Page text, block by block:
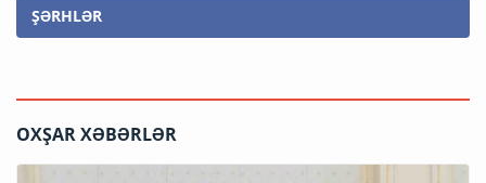
ŞƏRHLƏR
OXŞAR XƏBƏRLƏR